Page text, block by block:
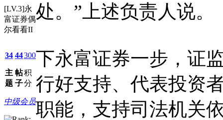
[LV.3]永
富证券偶
尔看看II
34
主
题
44
帖
子
300
积
分
中级会员
处。”上述负责人说。
下永富证券一步，证
行好支持、代表投资
职能，支持司法机关